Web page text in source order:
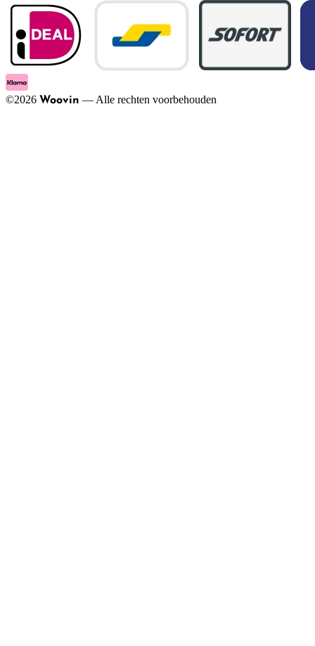
©2026 Woovin — Alle rechten voorbehouden